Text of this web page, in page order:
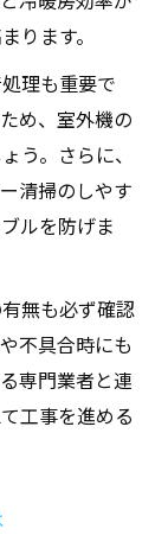
ります。
理も重要で
め、室外機の
う。さらに、
清掃のしやす
ルを防げま
無も必ず確認
不具合時にも
専門業者と連
工事を進める